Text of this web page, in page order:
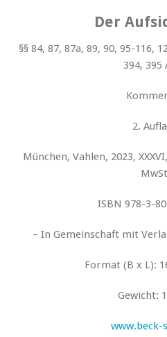
Der
§§ 84, 87, 87a, 89, 90, 95-116,
394, 395
2.
München, Vahlen, 2023,
ISBN 978-3-
– In Gemeinschaft mit
Format (B x L):
Gewicht:
www.beck-